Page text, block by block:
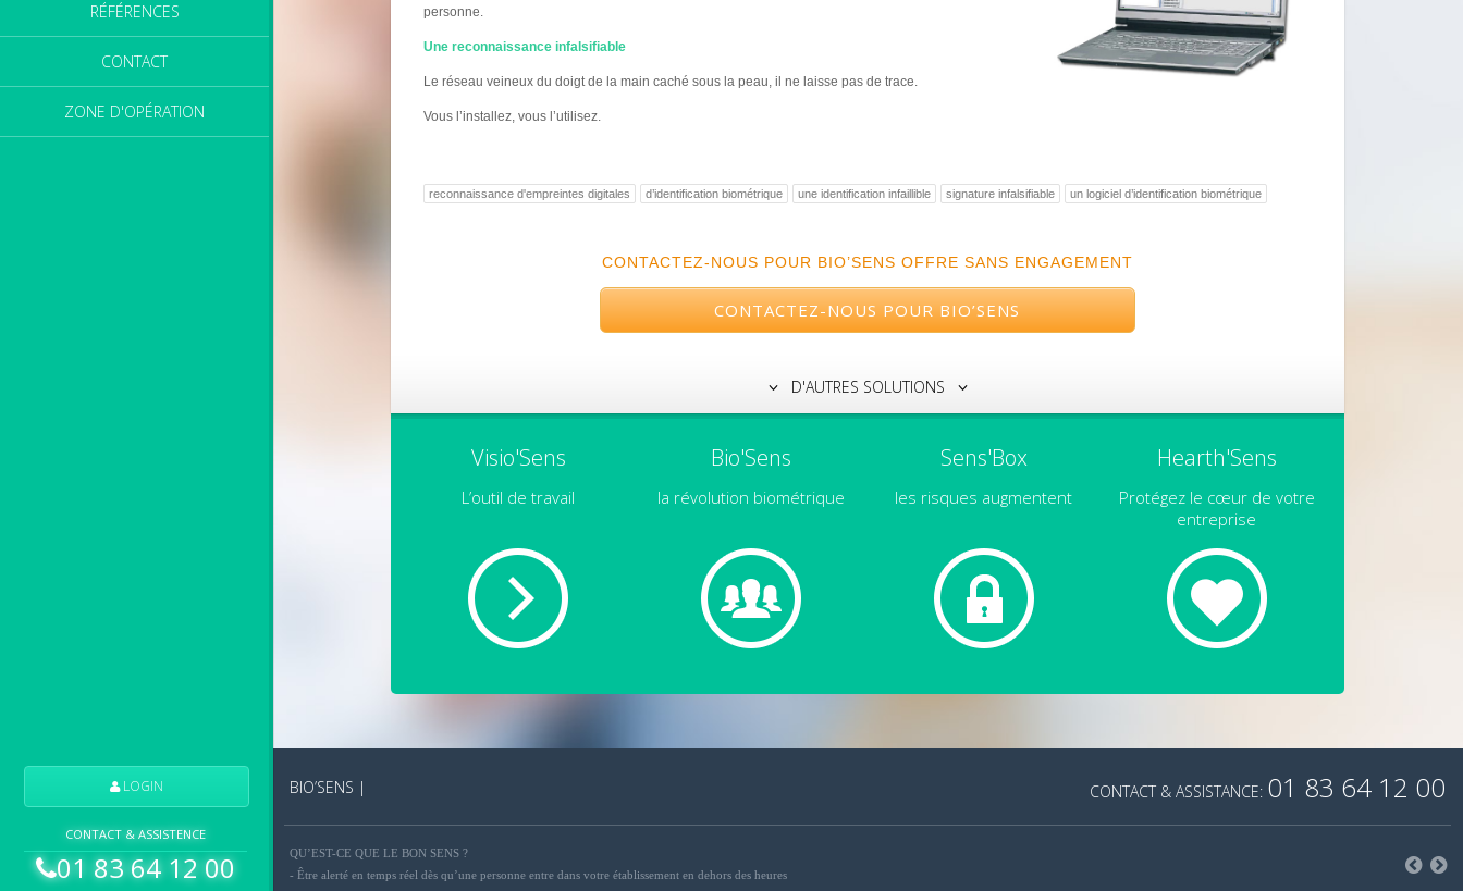
RÉFÉRENCES
CONTACT
ZONE D'OPÉRATION
LOGIN
CONTACT & ASSISTENCE
01 83 64 12 00
personne.
Une reconnaissance infalsifiable
Le réseau veineux du doigt de la main caché sous la peau, il ne laisse pas de trace.
Vous l’installez, vous l’utilisez.
reconnaissance d'empreintes digitales d’identification biométrique une identification infaillible signature infalsifiable un logiciel d’identification biométrique
CONTACTEZ-NOUS POUR BIO’SENS OFFRE SANS ENGAGEMENT
CONTACTEZ-NOUS POUR BIO’SENS
D'AUTRES SOLUTIONS
Visio'Sens
L’outil de travail
Bio'Sens
la révolution biométrique
Sens'Box
les risques augmentent
Hearth'Sens
Protégez le cœur de votre
entreprise
BIO’SENS | CONTACT & ASSISTANCE: 01 83 64 12 00
QU’EST-CE QUE LE BON SENS ?
- Être alerté en temps réel dès qu’une personne entre dans votre établissement en dehors des heures